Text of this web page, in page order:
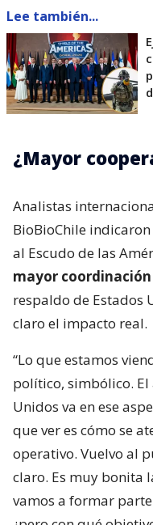
Lee también...
¿Mayor
Analistas
BioBioChile
al Escudo de las
mayor
respaldo de Estados
claro el impacto real.
“Lo que estamos
político, simbólico. El
Unidos va en ese
que ver es cómo se
operativo. Vuelvo al
claro. Es muy bonita
vamos a formar